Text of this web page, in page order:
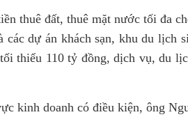
thuê đất, thuê mặt nước tối đa
các dự án khách sạn, khu du lịch
thiểu 110 tỷ đồng, dịch vụ, du
kinh doanh có điều kiện, ông